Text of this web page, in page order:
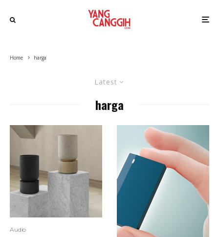
Home harga
Latest
harga
Audio